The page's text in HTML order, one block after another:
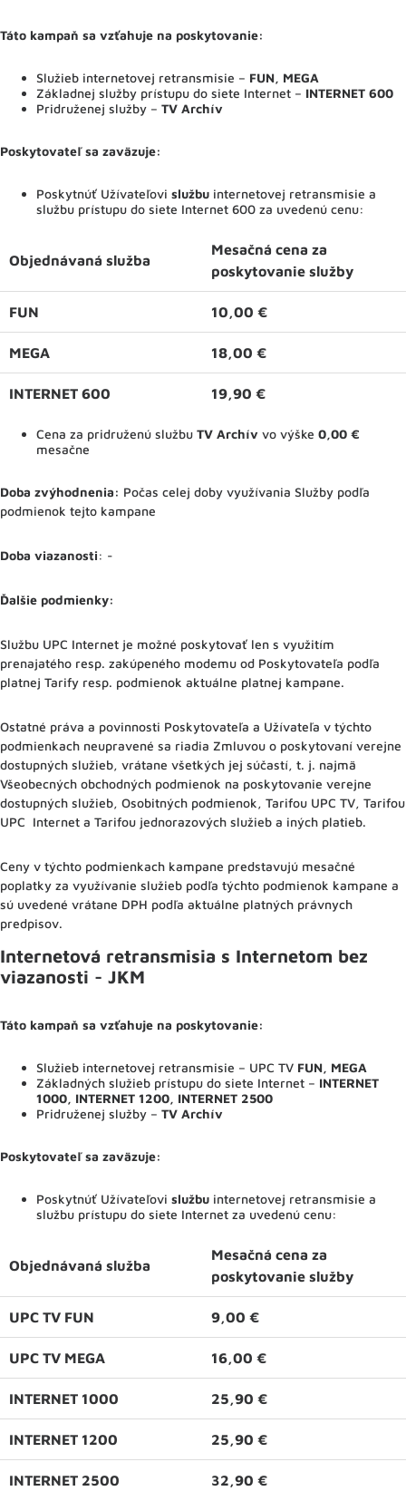
Táto kampaň sa vzťahuje na poskytovanie:
Služieb internetovej retransmisie – FUN, MEGA
Základnej služby prístupu do siete Internet – INTERNET 600
Pridruženej služby – TV Archív
Poskytovateľ sa zaväzuje:
Poskytnúť Užívateľovi službu internetovej retransmisie a
službu prístupu do siete Internet 600 za uvedenú cenu:
Objednávaná služba
Mesačná cena za
poskytovanie služby
FUN 10,00 €
MEGA 18,00 €
INTERNET 600 19,90 €
Cena za pridruženú službu TV Archív vo výške 0,00 €
mesačne
Doba zvýhodnenia: Počas celej doby využívania Služby podľa
podmienok tejto kampane
Doba viazanosti: -
Ďalšie podmienky:
Službu UPC Internet je možné poskytovať len s využitím
prenajatého resp. zakúpeného modemu od Poskytovateľa podľa
platnej Tarify resp. podmienok aktuálne platnej kampane.
Ostatné práva a povinnosti Poskytovateľa a Užívateľa v týchto
podmienkach neupravené sa riadia Zmluvou o poskytovaní verejne
dostupných služieb, vrátane všetkých jej súčastí, t. j. najmä
Všeobecných obchodných podmienok na poskytovanie verejne
dostupných služieb, Osobitných podmienok, Tarifou UPC TV, Tarifou
UPC Internet a Tarifou jednorazových služieb a iných platieb.
Ceny v týchto podmienkach kampane predstavujú mesačné
poplatky za využívanie služieb podľa týchto podmienok kampane a
sú uvedené vrátane DPH podľa aktuálne platných právnych
predpisov.
Internetová retransmisia s Internetom bez
viazanosti - JKM
Táto kampaň sa vzťahuje na poskytovanie:
Služieb internetovej retransmisie – UPC TV FUN, MEGA
Základných služieb prístupu do siete Internet – INTERNET
1000, INTERNET 1200, INTERNET 2500
Pridruženej služby – TV Archív
Poskytovateľ sa zaväzuje:
Poskytnúť Užívateľovi službu internetovej retransmisie a
službu prístupu do siete Internet za uvedenú cenu:
Objednávaná služba
Mesačná cena za
poskytovanie služby
UPC TV FUN 9,00 €
UPC TV MEGA 16,00 €
INTERNET 1000 25,90 €
INTERNET 1200 25,90 €
INTERNET 2500 32,90 €